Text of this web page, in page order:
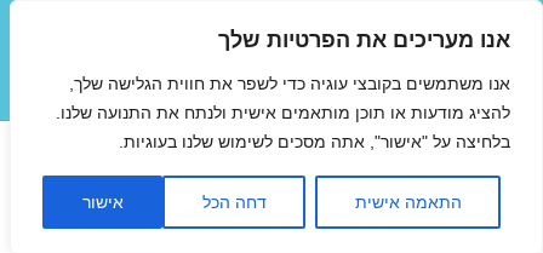
אנו מעריכים את הפרטיות שלך
אנו משתמשים בקובצי עוגיה כדי לשפר את חווית הגלישה שלך,
להציג מודעות או תוכן מותאמים אישית ולנתח את התנועה שלנו.
בלחיצה על "אישור", אתה מסכים לשימוש שלנו בעוגיות.
התאמה אישית דחה הכל אישור
תפריטים
ווידג'טים
טיסות זולות לבלגרד בינואר
03/01/2017